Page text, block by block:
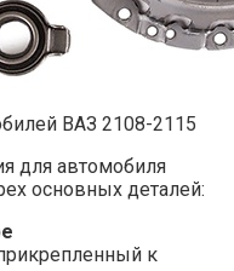
ВАЗ 2108-2115
для автомобиля
основных деталей:
к